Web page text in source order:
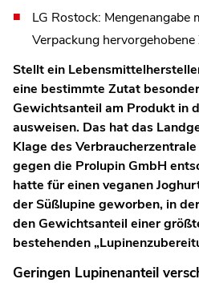
LG Rostock: Mengenangabe
Verpackung hervorgehobene
Stellt ein
eine bestimmte Zutat
Gewichtsanteil am Produkt in
ausweisen. Das hat das
Klage des
gegen die Prolupin GmbH
hatte für einen veganen
der Süßlupine geworben, in
den Gewichtsanteil einer
bestehenden
Geringen Lupinenanteil